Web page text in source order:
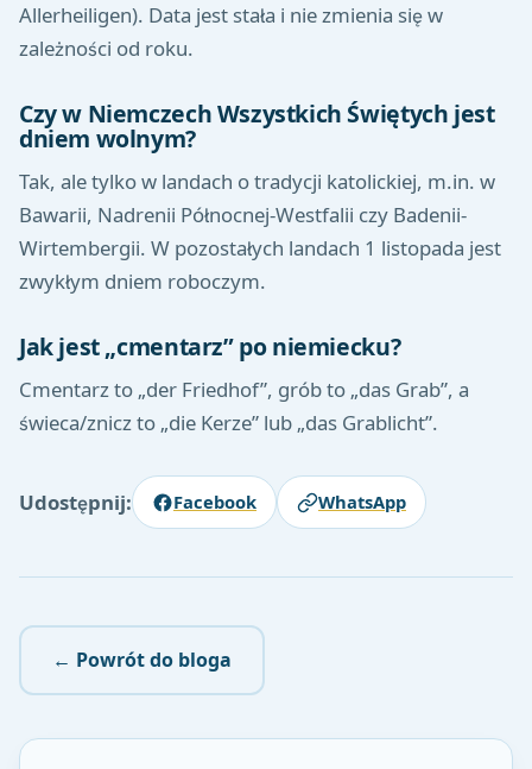
Allerheiligen). Data jest stała i nie zmienia się w
zależności od roku.
Czy w Niemczech Wszystkich Świętych jest
dniem wolnym?
Tak, ale tylko w landach o tradycji katolickiej, m.in. w
Bawarii, Nadrenii Północnej-Westfalii czy Badenii-
Wirtembergii. W pozostałych landach 1 listopada jest
zwykłym dniem roboczym.
Jak jest „cmentarz” po niemiecku?
Cmentarz to „der Friedhof”, grób to „das Grab”, a
świeca/znicz to „die Kerze” lub „das Grablicht”.
Udostępnij: Facebook WhatsApp
← Powrót do bloga